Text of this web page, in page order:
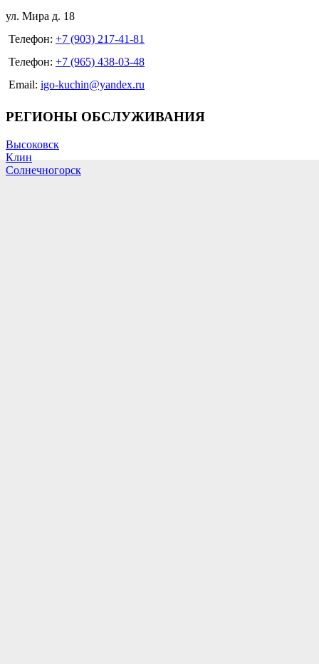
ул. Мира д. 18
Телефон: +7 (903) 217-41-81
Телефон: +7 (965) 438-03-48
Email: igo-kuchin@yandex.ru
РЕГИОНЫ ОБСЛУЖИВАНИЯ
Высоковск
Клин
Солнечногорск